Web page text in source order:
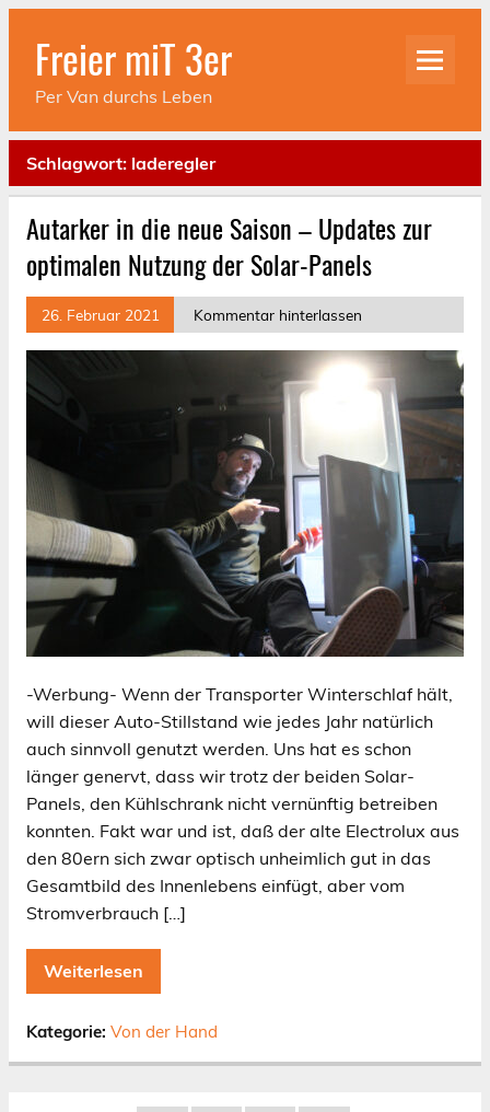
Skip
contentFreier miT 3er
Per Van durchs Leben
Schlagwort: laderegler
Autarker in die neue Saison – Updates zur
optimalen Nutzung der Solar-Panels
26. Februar 2021 Kommentar hinterlassen
-Werbung- Wenn der Transporter Winterschlaf hält,
will dieser Auto-Stillstand wie jedes Jahr natürlich
auch sinnvoll genutzt werden. Uns hat es schon
länger genervt, dass wir trotz der beiden Solar-
Panels, den Kühlschrank nicht vernünftig betreiben
konnten. Fakt war und ist, daß der alte Electrolux aus
den 80ern sich zwar optisch unheimlich gut in das
Gesamtbild des Innenlebens einfügt, aber vom
Stromverbrauch […]
Weiterlesen
Kategorie: Von der Hand